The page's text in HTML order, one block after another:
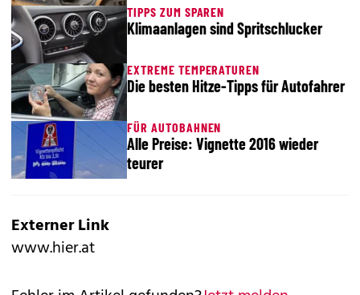
TIPPS ZUM SPAREN
Klimaanlagen sind Spritschlucker
EXTREME TEMPERATUREN
Die besten Hitze-Tipps für Autofahrer
FÜR AUTOBAHNEN
Alle Preise: Vignette 2016 wieder
teurer
Externer Link
www.hier.at